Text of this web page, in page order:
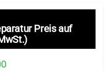
Preis auf